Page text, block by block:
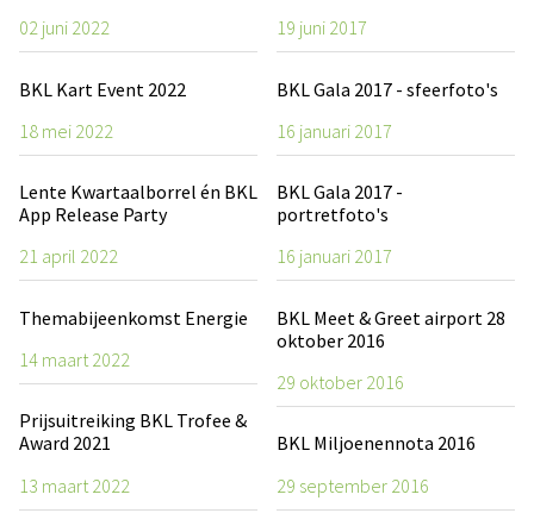
02 juni 2022
BKL Kart Event 2022
18 mei 2022
Lente Kwartaalborrel én BKL
App Release Party
21 april 2022
Themabijeenkomst Energie
14 maart 2022
Prijsuitreiking BKL Trofee &
Award 2021
13 maart 2022
19 juni 2017
BKL Gala 2017 - sfeerfoto's
16 januari 2017
BKL Gala 2017 -
portretfoto's
16 januari 2017
BKL Meet & Greet airport 28
oktober 2016
29 oktober 2016
BKL Miljoenennota 2016
29 september 2016